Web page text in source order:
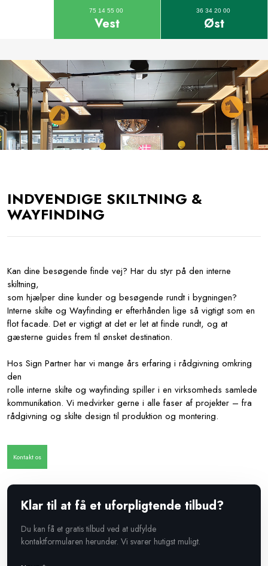
75 14 55 00
Vest
36 34 20 00
Øst
INDVENDIGE SKILTNING &
WAYFINDING​
​​Kan dine besøgende finde vej? Har du styr på den interne
skiltning,
​som hjælper dine kunder og besøgende rundt i bygningen?
Interne skilte og Wayfinding er efterhånden lige så vigtigt som en
flot facade. Det er vigtigt at det er let at finde rundt, og at
gæsterne guides frem til ønsket destination.
Hos Sign Partner har vi mange års erfaring i rådgivning omkring
den
​rolle interne skilte og wayfinding spiller i en virksomheds samlede
kommunikation. Vi medvirker gerne i alle faser af projekter – fra
rådgivning og skilte design til produktion og montering.​
Kontakt os​
Klar til at få et uforpligtende tilbud?
Du kan få et gratis tilbud ved at udfylde
kontaktformularen herunder. Vi svarer hutigst muligt.​​​